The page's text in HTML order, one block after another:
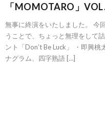
「MOMOTARO」
無事に終演をいたしました。 今
うことで、ちょっと無理をして
ント「Don’t Be Luck」 ・即興
ナグラム、四字熟語 […]